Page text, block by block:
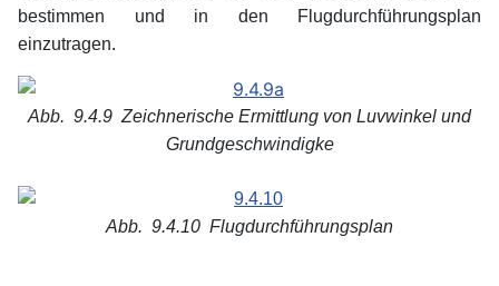
bestimmen und in den Flugdurchführungsplan
einzutragen.
Abb. 9.4.9 Zeichnerische Ermittlung von Luvwinkel und
Grundgeschwindigke
Abb. 9.4.10 Flugdurchführungsplan